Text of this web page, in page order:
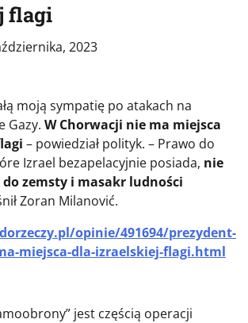
flagi
2023
moją sympatię po atakach na
Gazy. W Chorwacji nie ma miejsca
– powiedział polityk. – Prawo do
Izrael bezapelacyjnie posiada, nie
zemsty i masakr ludności
Zoran Milanović.
opinie/491694/prezydent-
miejsca-dla-izraelskiej-flagi.html
jest częścią operacji